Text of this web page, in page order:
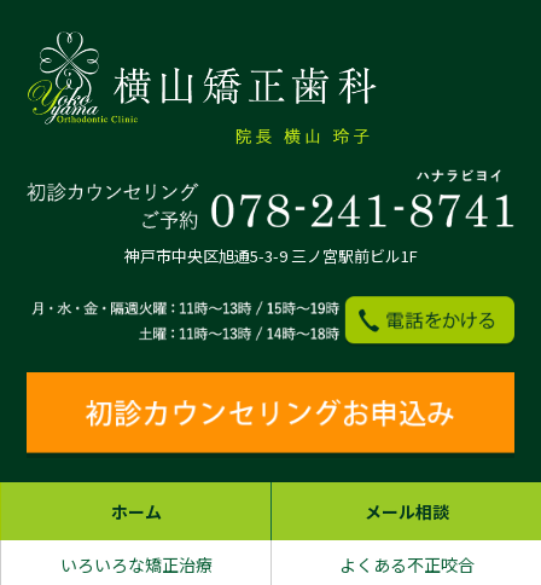
神戸市中央区旭通5-3-9 三ノ宮駅前ビル1F
ホーム メール相談
いろいろな矯正治療 よくある不正咬合